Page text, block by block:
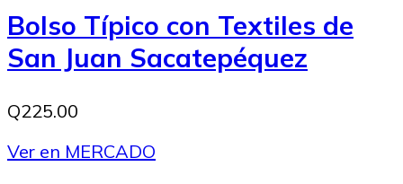
Bolso Típico con Textiles de
San Juan Sacatepéquez
Q225.00
Ver en MERCADO